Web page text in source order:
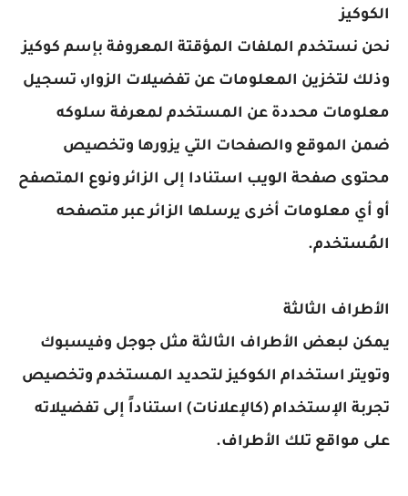
نستخدم الملفات المؤقتة المعروفة بإسم كوكيز
لتخزين المعلومات عن تفضيلات الزوار، تسجيل
محددة عن المستخدم لمعرفة سلوكه
الموقع والصفحات التي يزورها وتخصيص
صفحة الويب استنادا إلى الزائر ونوع المتصفح
أي معلومات أخرى يرسلها الزائر عبر متصفحه
الثالثة
لبعض الأطراف الثالثة مثل جوجل وفيسبوك
استخدام الكوكيز لتحديد المستخدم وتخصيص
الإستخدام (كالإعلانات) استناداً إلى تفضيلاته
مواقع تلك الأطراف.